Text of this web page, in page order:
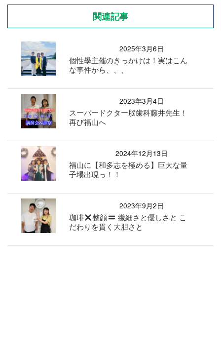
関連記事
2025年3月6日
個性學主催のきっかけは！実はこん
な事件から、、、
2023年3月4日
スーパードクター脳歯科藤井先生！
再び福山へ
2024年12月13日
福山に【和多志を極める】巨大な量
子場出現っ！！
2023年9月2日
珈琲 整顔
繊細さと優しさと こ
だわりを貫く大胆さと